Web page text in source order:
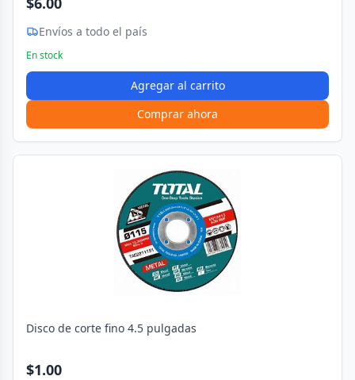
Envíos a todo el país
En stock
Agregar al carrito
Comprar ahora
Disco de corte fino 4.5 pulgadas
$1.00